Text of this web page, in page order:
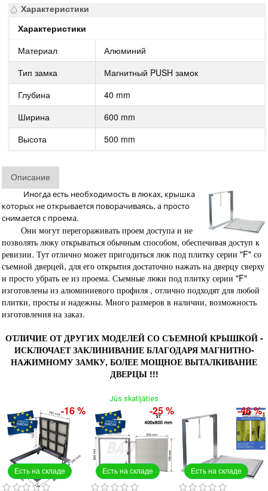
Характеристики
Характеристики
Материал
Алюминий
Тип замка
Магнитный PUSH замок
Глубина
40 mm
Ширина
600 mm
Высота
500 mm
Описание
Иногда есть необходимость в люках, крышка
которых не открывается поворачиваясь, а просто
снимается с проема.
Они могут перегораживать проем доступа и не
позволять люку открываться обычным способом, обеспечивая доступ к
ревизии. Тут отлично может пригодиться люк под плитку серии "F" со
съемной дверцей, для его открытия достаточно нажать на дверцу сверху
и просто убрать ее из проема. Съемные люки под плитку серии "F"
изготовлены из алюминиевого профиля , отлично подходят для любой
плитки, просты и надежны. Много размеров в наличии, возможность
изготовления на заказ.
ОТЛИЧИЕ ОТ ДРУГИХ МОДЕЛЕЙ СО СЪЕМНОЙ КРЫШКОЙ -
ИСКЛЮЧАЕТ ЗАКЛИНИВАНИЕ БЛАГОДАРЯ МАГНИТНО-
НАЖИМНОМУ ЗАМКУ, БОЛЕЕ МОЩНОЕ ВЫТАЛКИВАНИЕ
ДВЕРЦЫ !!!
Jūs skatījāties
Есть на складе
-16 %
Есть на складе
-25 %
Есть на складе
-46 %